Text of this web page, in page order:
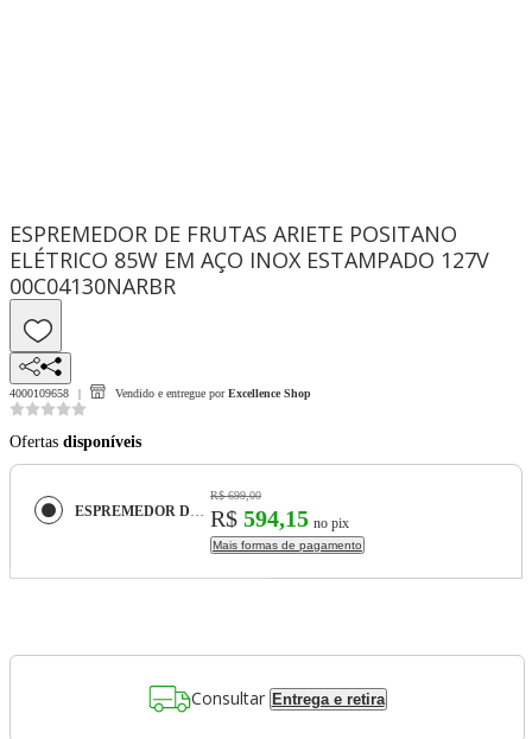
ESPREMEDOR DE FRUTAS ARIETE POSITANO
ELÉTRICO 85W EM AÇO INOX ESTAMPADO 127V
00C04130NARBR
4000109658 Vendido e entregue por Excellence Shop
Ofertas disponíveis
ESPREMEDOR DE FRUTAS ARIETE POSITANO ELÉTRICO 85W EM AÇO INOX ESTAMPADO 127V 00C04130NARBR
R$ 699,00
R$ 594,15 no pix
Mais formas de pagamento
Consultar Entrega e retira